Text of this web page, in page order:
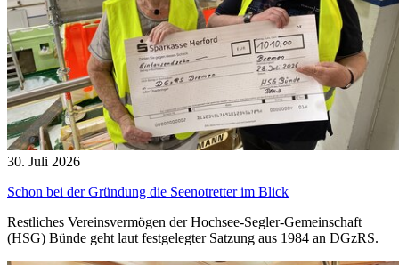
30. Juli 2026
Schon bei der Gründung die Seenotretter im Blick
Restliches Vereinsvermögen der Hochsee-Segler-Gemeinschaft
(HSG) Bünde geht laut festgelegter Satzung aus 1984 an DGzRS.